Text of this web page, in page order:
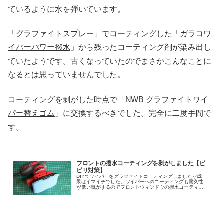
ているように水を弾いています。
「 グラファイトスプレー 」でコーティングした「 ガラコワ
イパーパワー撥水 」から残ったコーティング剤が染み出し
ていたようです。古くなっていたのでまさかこんなことに
なるとは思っていませんでした。
コーティングを剥がした時点で「 NWB グラファイトワイ
パー替えゴム 」に交換するべきでした。完全に二度手間で
す。
フロントの撥水コーティングを剥がしました【ビ
ビリ対策】
DIYでワイパーをグラファイトコーティングしましたが成
果はイマイチでした。ワイパーへのコーティングも耐久性
が低い気がするのでフロントウィンドウの撥水コーティン